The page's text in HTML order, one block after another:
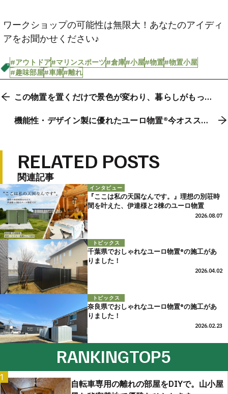
ワークショップの可能性は無限大！あなたのアイディ
アをお聞かせください♪
#アウトドア#マリンスポーツ#倉庫#小屋#物置#物置小屋
#趣味部屋#車庫#離れ
この物置を置くだけで景色が変わり、暮らしがもっと
機能性・デザイン製に優れたユーロ物置®今オススメ
RELATED POSTS
関連記事
インタビュー
『ここは私の天国なんです。』理想の別荘時
間を叶えた、伊達様と2棟のユーロ物置
2026.08.07
トピックス
千葉県でおしゃれなユーロ物置®の施工があ
りました！
2026.04.02
トピックス
奈良県でおしゃれなユーロ物置®の施工があ
りました！
2026.02.23
RANKINGTOP5
1
自転車専用の離れの部屋をDIYで。山小屋